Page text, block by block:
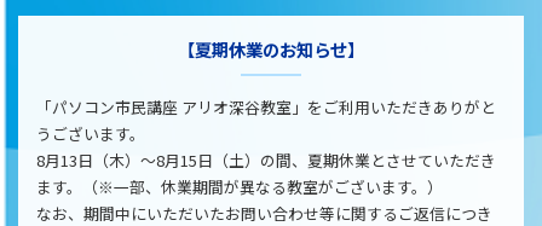
【夏期休業のお知らせ】
「パソコン市民講座 アリオ深谷教室」をご利用いただきありがと
うございます。
8月13日（木）～8月15日（土）の間、夏期休業とさせていただき
ます。（※一部、休業期間が異なる教室がございます。）
なお、期間中にいただいたお問い合わせ等に関するご返信につき